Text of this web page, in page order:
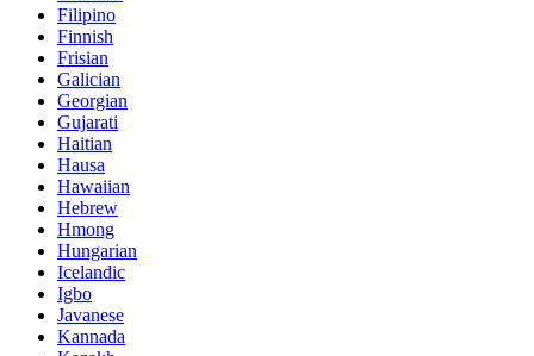
Filipino
Finnish
Frisian
Galician
Georgian
Gujarati
Haitian
Hausa
Hawaiian
Hebrew
Hmong
Hungarian
Icelandic
Igbo
Javanese
Kannada